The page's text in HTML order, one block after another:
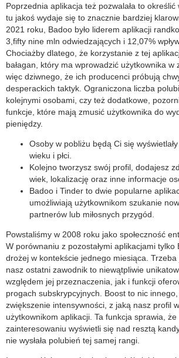
Poprzednia aplikacja też pozwalała to
tu jakoś wydaje się to znacznie bardziej
2021 roku, Badoo było liderem aplikacji
3,fifty nine mln odwiedzających i 12,07%
Chociażby dlatego, że korzystanie z tej
bałagan, który ma wprowadzić użytkownika w
więc dziwnego, że ich producenci próbują
desperackich taktyk. Ograniczona liczba
kolejnymi osobami, czy też dodatkowe,
funkcje, które mają zmusić użytkownika do
pieniędzy.
Osoby w pobliżu będą Ci się
wieku i płci.
Kolejno tworzysz swój profil, dodajesz
wiek, lokalizację oraz inne informacje
Badoo i Tinder to dwie popularne
umożliwiają użytkownikom szukanie
partnerów lub miłosnych przygód.
Powstaliśmy w 2008 roku jako społeczność
W porównaniu z pozostałymi aplikacjami tylko
drożej w kontekście jednego miesiąca.
nasz ostatni zawodnik to niewątpliwie
względem jej przeznaczenia, jak i funkcji
progach subskrypcyjnych. Boost to nic
zwiększenie intensywności, z jaką nasz profil
użytkownikom aplikacji. Ta funkcja sprawia,
zainteresowaniu wyświetli się nad resztą
nie wysłała polubień tej samej rangi.